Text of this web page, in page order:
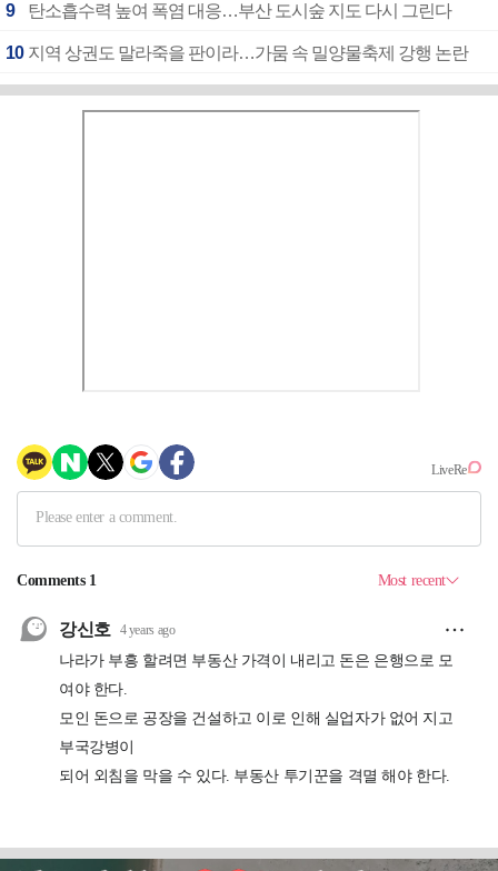
9 탄소흡수력 높여 폭염 대응…부산 도시숲 지도 다시 그린다
10 지역 상권도 말라죽을 판이라…가뭄 속 밀양물축제 강행 논란